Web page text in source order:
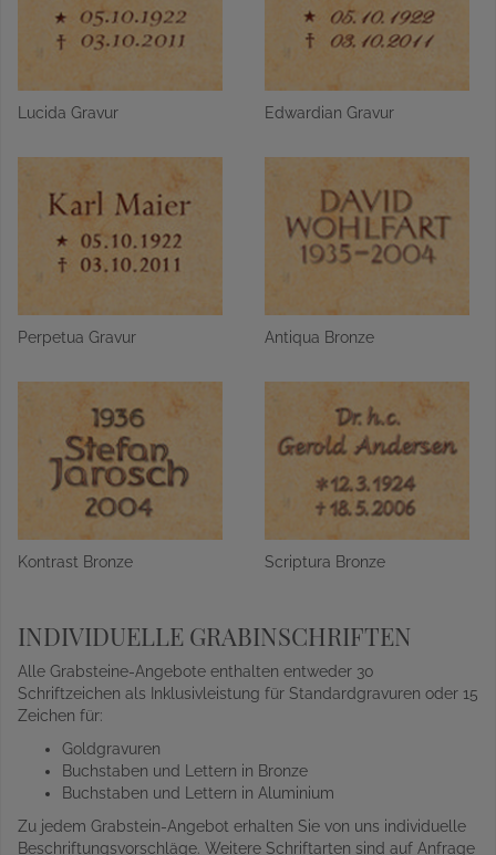
Lucida Gravur Edwardian Gravur
Perpetua Gravur Antiqua Bronze
Kontrast Bronze Scriptura Bronze
INDIVIDUELLE GRABINSCHRIFTEN
Alle Grabsteine-Angebote enthalten entweder 30
Schriftzeichen als Inklusivleistung für Standardgravuren oder 15
Zeichen für:
Goldgravuren
Buchstaben und Lettern in Bronze
Buchstaben und Lettern in Aluminium
Zu jedem Grabstein-Angebot erhalten Sie von uns individuelle
Beschriftungsvorschläge. Weitere Schriftarten sind auf Anfrage